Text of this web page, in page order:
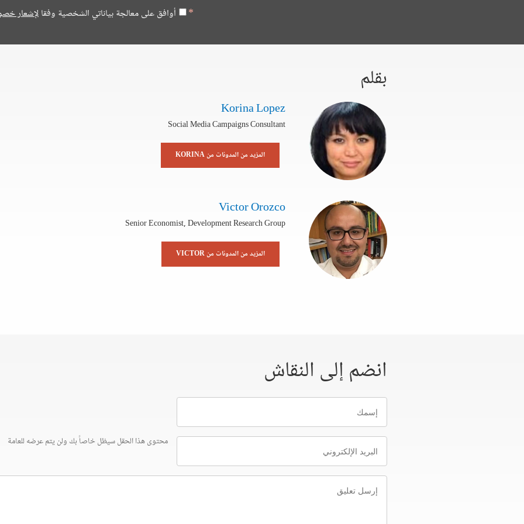
أوافق على معالجة بياناتي الشخصية وفقالإشعار
بقلم
Korina Lopez
Social Media Campaigns Consultant
المزيد من المدونات من KORINA
Victor Orozco
Senior Economist, Development Research Group
المزيد من المدونات من VICTOR
انضم إلى النقاش
إسمك
البريد
الإلكتروني
محتوى هذا الحقل سيظل خاصاً بك ولن يتم عرضه للعامة
إرسل
تعليق